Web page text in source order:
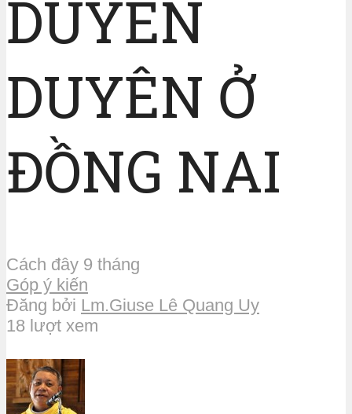
DUYÊN
DUYÊN Ở
ĐỒNG NAI
Cách đây 9 tháng
Góp ý kiến
Đăng bởi Lm.Giuse Lê Quang Uy
18 lượt xem